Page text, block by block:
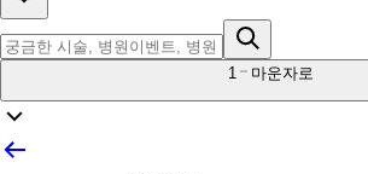
1 마운자로